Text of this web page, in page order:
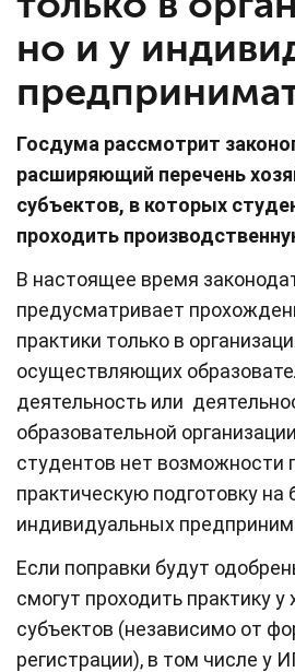
но и у
Госдума рассмотрит
расширяющий перечень
субъектов, в которых
проходить
В настоящее время
предусматривает
практики только в
осуществляющих
деятельность или
образовательной
студентов нет возможности
практическую подготовку на
индивидуальных
Если поправки будут
смогут проходить практику
субъектов (независимо от
регистрации), в том числе у